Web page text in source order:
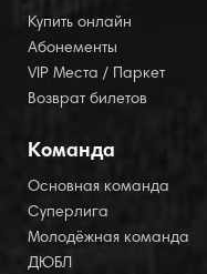
Купить онлайн
Абонементы
VIP Места / Паркет
Возврат билетов
Команда
Основная команда
Суперлига
Молодёжная команда
ДЮБЛ